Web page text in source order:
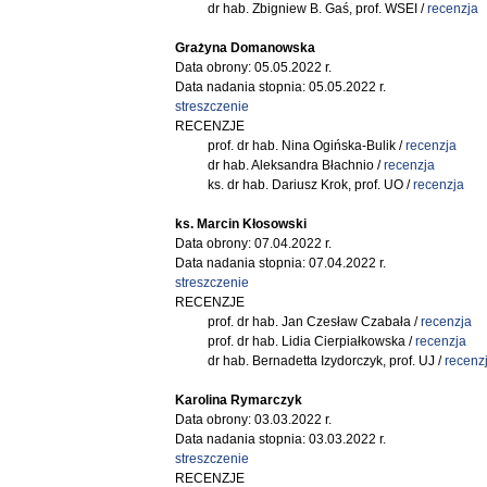
dr hab. Zbigniew B. Gaś, prof. WSEI /recenzja
Grażyna Domanowska
Data obrony: 05.05.2022 r.
Data nadania stopnia: 05.05.2022 r.
streszczenie
RECENZJE
prof. dr hab. Nina Ogińska-Bulik /recenzja
dr hab. Aleksandra Błachnio /recenzja
ks. dr hab. Dariusz Krok, prof. UO /recenzja
ks. Marcin Kłosowski
Data obrony: 07.04.2022 r.
Data nadania stopnia: 07.04.2022 r.
streszczenie
RECENZJE
prof. dr hab. Jan Czesław Czabała /recenzja
prof. dr hab. Lidia Cierpiałkowska /recenzja
dr hab. Bernadetta Izydorczyk, prof. UJ /
Karolina Rymarczyk
Data obrony: 03.03.2022 r.
Data nadania stopnia: 03.03.2022 r.
streszczenie
RECENZJE